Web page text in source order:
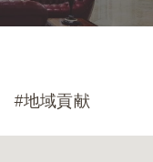
#地域貢献